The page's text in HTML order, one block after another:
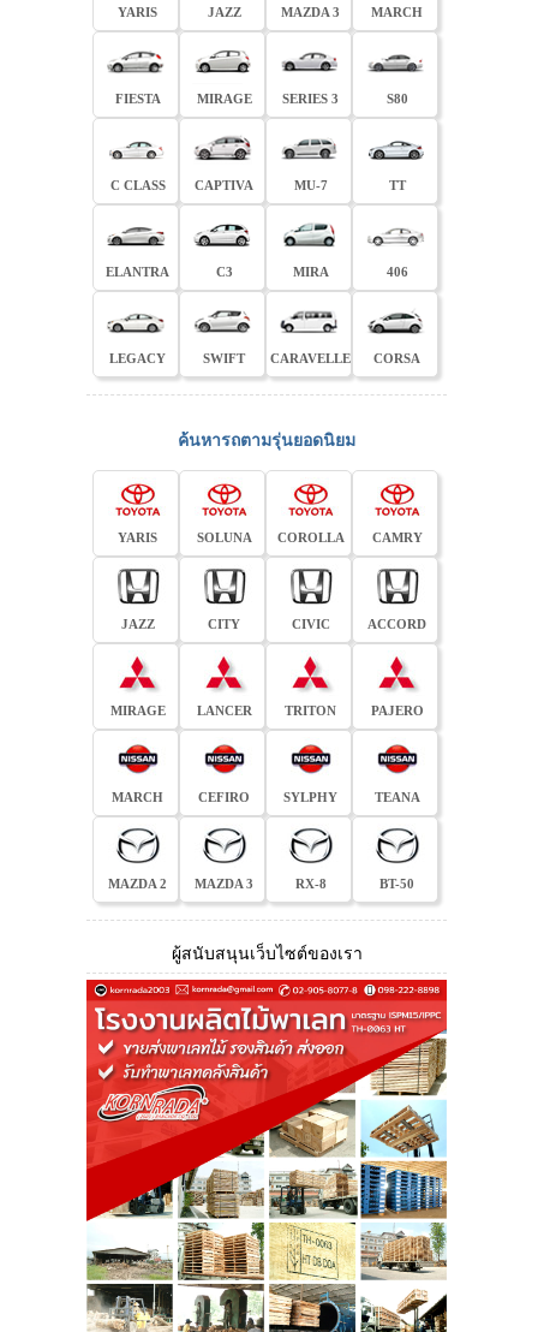
YARIS JAZZ MAZDA 3 MARCH
FIESTA MIRAGE SERIES 3 S80
C CLASS CAPTIVA MU-7 TT
ELANTRA C3 MIRA 406
LEGACY SWIFT CARAVELLE CORSA
ค้นหารถตามรุ่นยอดนิยม
YARIS SOLUNA COROLLA CAMRY
JAZZ CITY CIVIC ACCORD
MIRAGE LANCER TRITON PAJERO
MARCH CEFIRO SYLPHY TEANA
MAZDA 2 MAZDA 3 RX-8 BT-50
ผู้สนับสนุนเว็บไซต์ของเรา